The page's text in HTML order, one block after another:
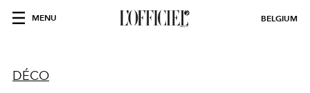
MENU BELGIUM
DÉCO